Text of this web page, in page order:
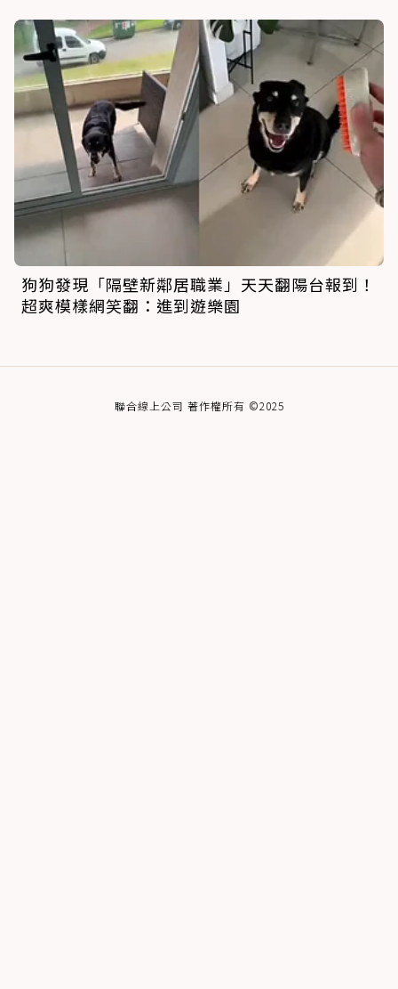
狗狗發現「隔壁新鄰居職業」天天翻陽台報到！
超爽模樣網笑翻：進到遊樂園
聯合線上公司 著作權所有 ©2025